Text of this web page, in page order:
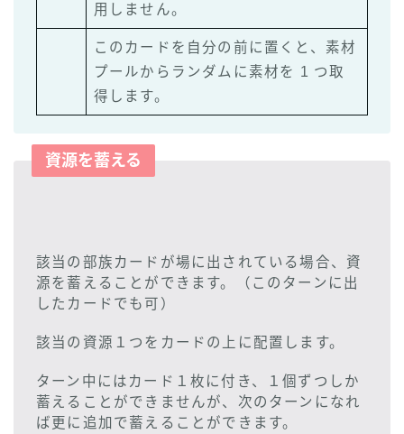
用しません。
このカードを自分の前に置くと、素材
プールからランダムに素材を 1 つ取
得します。
資源を蓄える
該当の部族カードが場に出されている場合、資
源を蓄えることができます。（このターンに出
したカードでも可）
該当の資源１つをカードの上に配置します。
ターン中にはカード１枚に付き、１個ずつしか
蓄えることができませんが、次のターンになれ
ば更に追加で蓄えることができます。